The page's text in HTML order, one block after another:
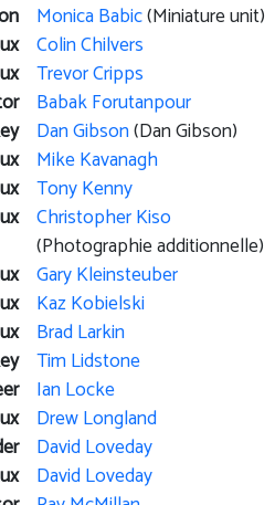
Monica Babic(Miniature unit)
Colin Chilvers
Trevor Cripps
Babak Forutanpour
Dan Gibson(Dan Gibson)
Mike Kavanagh
Tony Kenny
Christopher Kiso
(Photographie additionnelle)
Gary Kleinsteuber
Kaz Kobielski
Brad Larkin
Tim Lidstone
Ian Locke
Drew Longland
David Loveday
David Loveday